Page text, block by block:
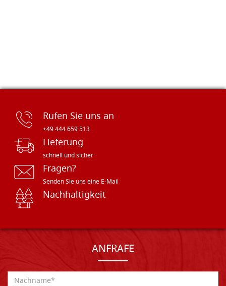
Rufen Sie uns an
+49 444 659 513
Lieferung
schnell und sicher
Fragen?
Senden Sie uns eine E-Mail
Nachhaltigkeit
ANFRAFE